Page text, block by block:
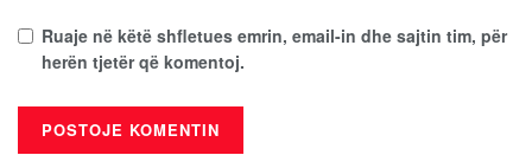
Ruaje në këtë shfletues emrin, email-in dhe sajtin tim, për
herën tjetër që komentoj.